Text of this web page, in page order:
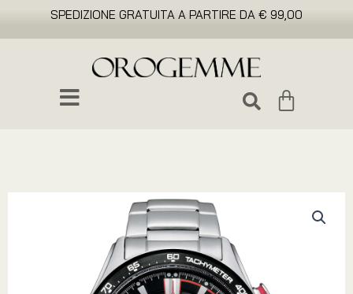
SPEDIZIONE GRATUITA A PARTIRE DA € 99,00